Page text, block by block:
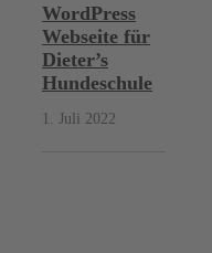
WordPress
Webseite für
Dieter’s
Hundeschule
1. Juli 2022